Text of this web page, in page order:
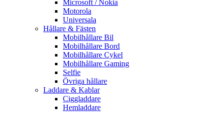
Microsoft / Nokia
Motorola
Universala
Hållare & Fästen
Mobilhållare Bil
Mobilhållare Bord
Mobilhållare Cykel
Mobilhållare Gaming
Selfie
Övriga hållare
Laddare & Kablar
Ciggladdare
Hemladdare